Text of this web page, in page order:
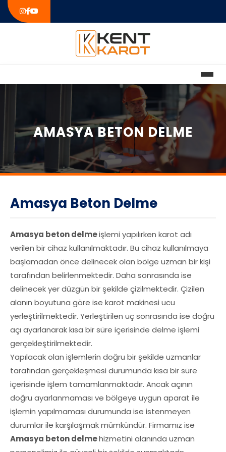
AMASYA BETON DELME
Amasya Beton Delme
Amasya beton delmeişlemi yapılırken karot adı
verilen bir cihaz kullanılmaktadır. Bu cihaz kullanılmaya
başlamadan önce delinecek olan bölge uzman bir kişi
tarafından belirlenmektedir. Daha sonrasında ise
delinecek yer düzgün bir şekilde çizilmektedir. Çizilen
alanın boyutuna göre ise karot makinesi ucu
yerleştirilmektedir. Yerleştirilen uç sonrasında ise doğru
açı ayarlanarak kısa bir süre içerisinde delme işlemi
gerçekleştirilmektedir.
Yapılacak olan işlemlerin doğru bir şekilde uzmanlar
tarafından gerçekleşmesi durumunda kısa bir süre
içerisinde işlem tamamlanmaktadır. Ancak açının
doğru ayarlanmaması ve bölgeye uygun aparat ile
işlemin yapılmaması durumunda ise istenmeyen
durumlar ile karşılaşmak mümkündür. Firmamız ise
Amasya beton delmehizmetini alanında uzman